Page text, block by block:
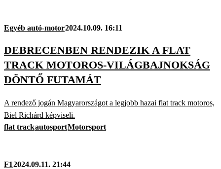
Egyéb autó-motor2024.10.09. 16:11
DEBRECENBEN RENDEZIK A FLAT
TRACK MOTOROS-VILÁGBAJNOKSÁG
DÖNTŐ FUTAMÁT
A rendező jogán Magyarországot a legjobb hazai flat track motoros,
Biel Richárd képviseli.
flat trackautosportMotorsport
F12024.09.11. 21:44